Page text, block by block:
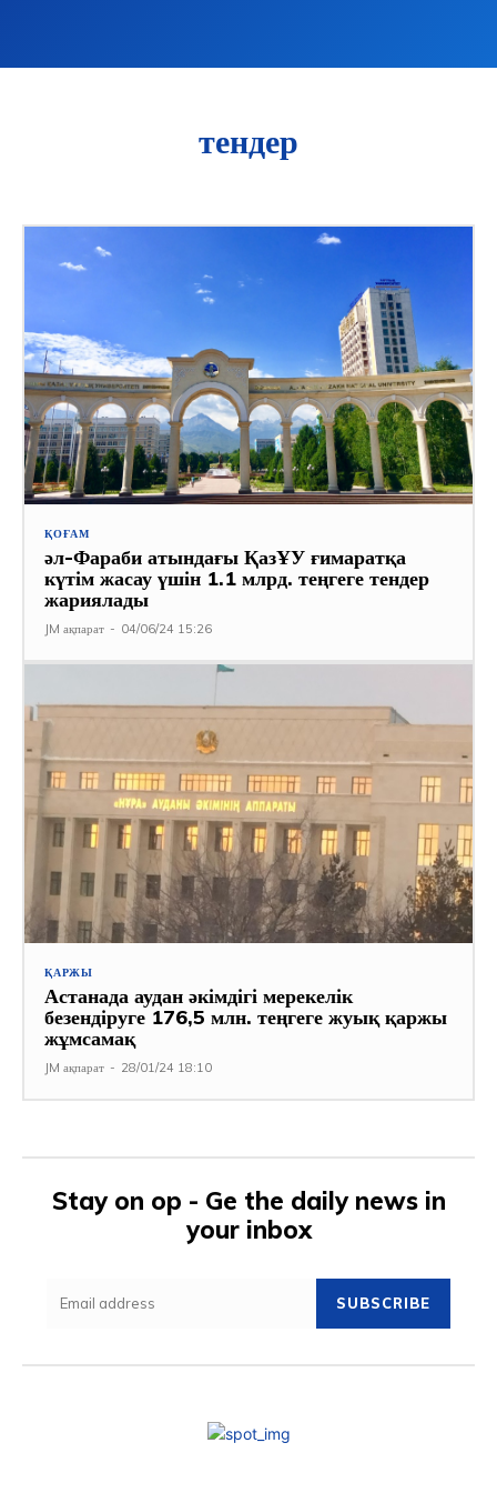
тендер
ҚОҒАМ
әл-Фараби атындағы ҚазҰУ ғимаратқа
күтім жасау үшін 1.1 млрд. теңгеге тендер
жариялады
JM ақпарат - 04/06/24 15:26
ҚАРЖЫ
Астанада аудан әкімдігі мерекелік
безендіруге 176,5 млн. теңгеге жуық қаржы
жұмсамақ
JM ақпарат - 28/01/24 18:10
Stay on op - Ge the daily news in
your inbox
SUBSCRIBE